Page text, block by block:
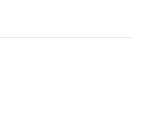
もたくさんいるの